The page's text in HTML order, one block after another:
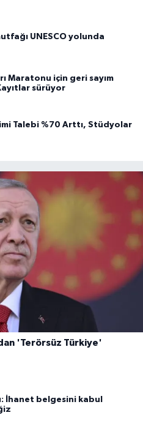
UNESCO yolunda
Maratonu için geri sayım
sürüyor
Talebi %70 Arttı, Stüdyolar
'Terörsüz Türkiye'
İhanet belgesini kabul